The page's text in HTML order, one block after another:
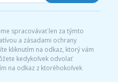
spracovávať len za týmto
a zásadami ochrany
kliknutím na odkaz, ktorý vám
kedykoľvek odvolať
na odkaz z ktoréhokoľvek